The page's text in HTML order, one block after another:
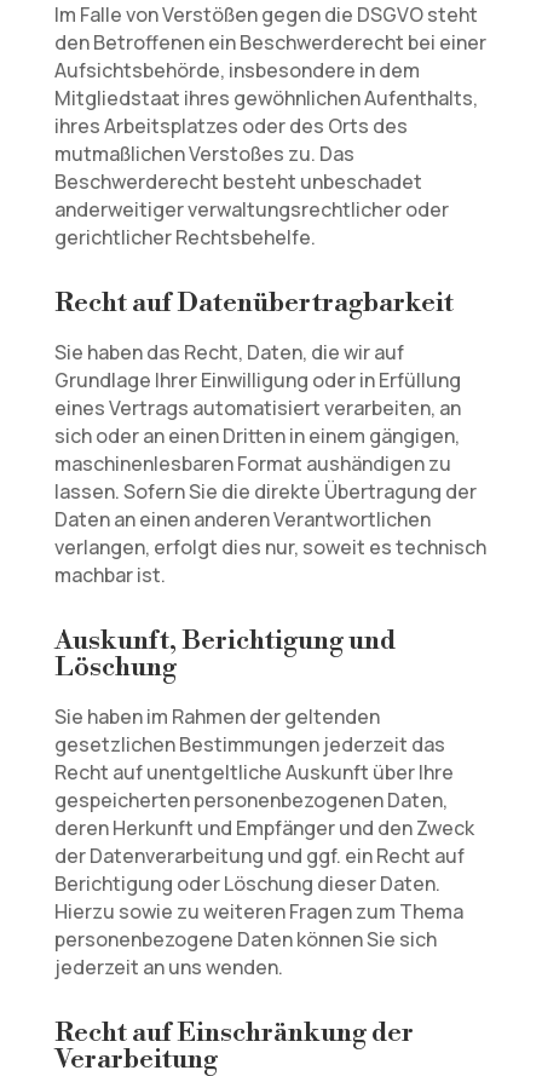
Im Falle von Verstößen gegen die DSGVO steht
den Betroffenen ein Beschwerderecht bei einer
Aufsichtsbehörde, insbesondere in dem
Mitgliedstaat ihres gewöhnlichen Aufenthalts,
ihres Arbeitsplatzes oder des Orts des
mutmaßlichen Verstoßes zu. Das
Beschwerderecht besteht unbeschadet
anderweitiger verwaltungsrechtlicher oder
gerichtlicher Rechtsbehelfe.
Recht auf Daten­übertrag­barkeit
Sie haben das Recht, Daten, die wir auf
Grundlage Ihrer Einwilligung oder in Erfüllung
eines Vertrags automatisiert verarbeiten, an
sich oder an einen Dritten in einem gängigen,
maschinenlesbaren Format aushändigen zu
lassen. Sofern Sie die direkte Übertragung der
Daten an einen anderen Verantwortlichen
verlangen, erfolgt dies nur, soweit es technisch
machbar ist.
Auskunft, Berichtigung und
Löschung
Sie haben im Rahmen der geltenden
gesetzlichen Bestimmungen jederzeit das
Recht auf unentgeltliche Auskunft über Ihre
gespeicherten personenbezogenen Daten,
deren Herkunft und Empfänger und den Zweck
der Datenverarbeitung und ggf. ein Recht auf
Berichtigung oder Löschung dieser Daten.
Hierzu sowie zu weiteren Fragen zum Thema
personenbezogene Daten können Sie sich
jederzeit an uns wenden.
Recht auf Einschränkung der
Verarbeitung